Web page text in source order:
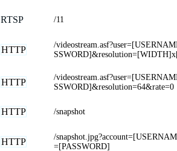
RTSP /11
HTTP
/
HTTP
/
SSWORD]&resolution=64&rate=0
HTTP /snapshot
HTTP
/
=[PASSWORD]